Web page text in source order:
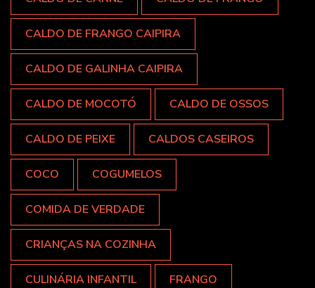
CALDO DE FRANGO CAIPIRA
CALDO DE GALINHA CAIPIRA
CALDO DE MOCOTÓ CALDO DE OSSOS
CALDO DE PEIXE CALDOS CASEIROS
COCO COGUMELOS
COMIDA DE VERDADE
CRIANÇAS NA COZINHA
CULINÁRIA INFANTIL FRANGO